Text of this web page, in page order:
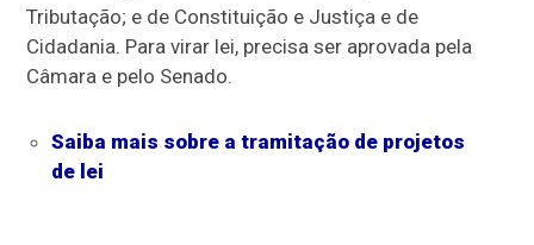
Tributação; e de Constituição e Justiça e de
Cidadania. Para virar lei, precisa ser aprovada pela
Câmara e pelo Senado.
Saiba mais sobre a tramitação de projetos
de lei